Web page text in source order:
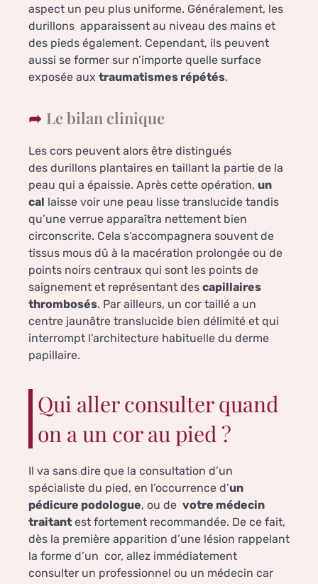
aspect un peu plus uniforme. Généralement, les
durillons apparaissent au niveau des mains et
des pieds également. Cependant, ils peuvent
aussi se former sur n’importe quelle surface
exposée aux traumatismes répétés.
Le bilan clinique
Les cors peuvent alors être distingués
des durillons plantaires en taillant la partie de la
peau qui a épaissie. Après cette opération, un
cal laisse voir une peau lisse translucide tandis
qu’une verrue apparaîtra nettement bien
circonscrite. Cela s’accompagnera souvent de
tissus mous dû à la macération prolongée ou de
points noirs centraux qui sont les points de
saignement et représentant des capillaires
thrombosés. Par ailleurs, un cor taillé a un
centre jaunâtre translucide bien délimité et qui
interrompt l’architecture habituelle du derme
papillaire.
Qui aller consulter quand
on a un cor au pied ?
Il va sans dire que la consultation d’un
spécialiste du pied, en l’occurrence d’un
pédicure podologue, ou de votre médecin
traitant est fortement recommandée. De ce fait,
dès la première apparition d’une lésion rappelant
la forme d’un cor, allez immédiatement
consulter un professionnel ou un médecin car